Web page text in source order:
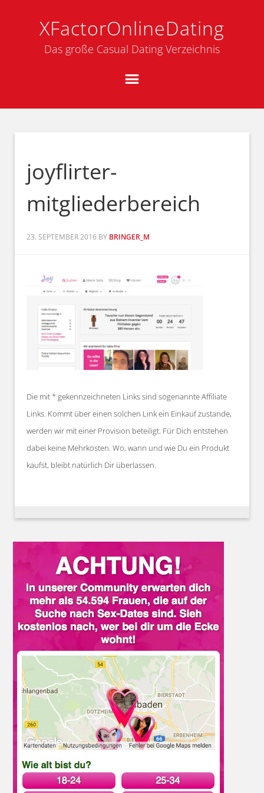
XFactorOnlineDating
Das große Casual Dating Verzeichnis
joyflirter-
mitgliederbereich
23. SEPTEMBER 2016 BY BRINGER_M
Die mit * gekennzeichneten Links sind sogenannte Affiliate
Links. Kommt über einen solchen Link ein Einkauf zustande,
werden wir mit einer Provision beteiligt. Für Dich entstehen
dabei keine Mehrkosten. Wo, wann und wie Du ein Produkt
kaufst, bleibt natürlich Dir überlassen.